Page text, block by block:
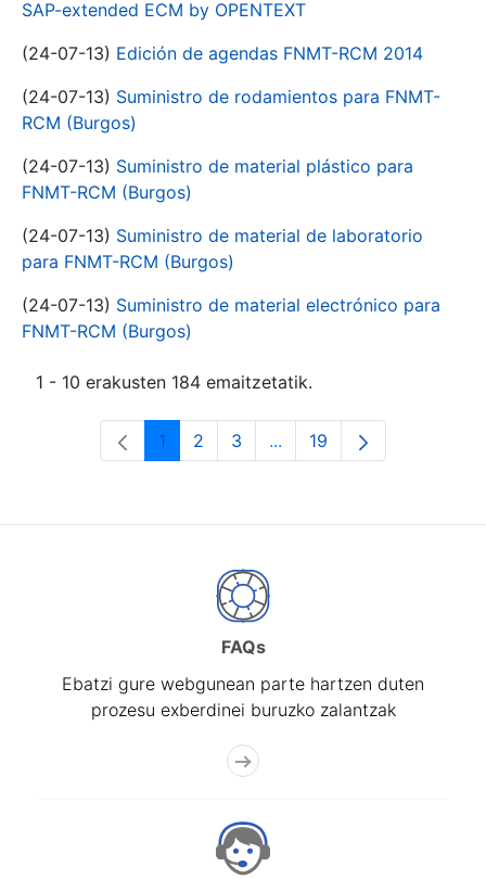
SAP-extended ECM by OPENTEXT
(24-07-13) Edición de agendas FNMT-RCM 2014
(24-07-13) Suministro de rodamientos para FNMT-
RCM (Burgos)
(24-07-13) Suministro de material plástico para
FNMT-RCM (Burgos)
(24-07-13) Suministro de material de laboratorio
para FNMT-RCM (Burgos)
(24-07-13) Suministro de material electrónico para
FNMT-RCM (Burgos)
1 - 10 erakusten 184 emaitzetatik.
Orrialdea
1 Orrialdea
2 Orrialdea
3 ...Intermediate Pages Use
Orrialdea
19
FAQs
Ebatzi gure webgunean parte hartzen duten
prozesu exberdinei buruzko zalantzak